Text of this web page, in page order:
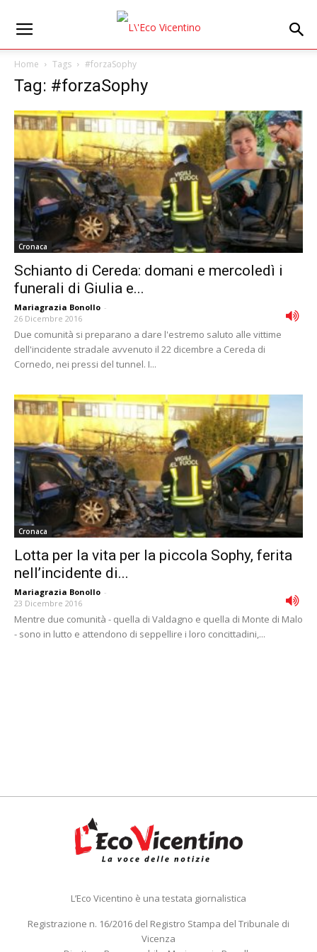
Home Tags #forzaSophy
Tag: #forzaSophy
Cronaca
Schianto di Cereda: domani e mercoledì i
funerali di Giulia e...
Mariagrazia Bonollo -
26 Dicembre 2016
Due comunità si preparano a dare l'estremo saluto alle vittime
dell'incidente stradale avvenuto il 22 dicembre a Cereda di
Cornedo, nei pressi del tunnel. I...
Cronaca
Lotta per la vita per la piccola Sophy, ferita
nell’incidente di...
Mariagrazia Bonollo -
23 Dicembre 2016
Mentre due comunità - quella di Valdagno e quella di Monte di Malo
- sono in lutto e attendono di seppellire i loro concittadini,...
L’Eco Vicentino è una testata giornalistica
Registrazione n. 16/2016 del Registro Stampa del Tribunale di
Vicenza